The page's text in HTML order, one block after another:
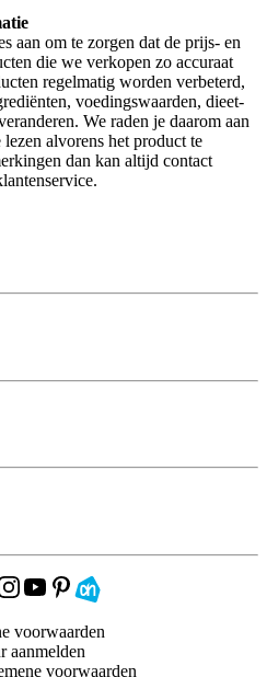
aan om te zorgen dat de prijs- en
die we verkopen zo accuraat
regelmatig worden verbeterd,
voedingswaarden, dieet-
We raden je daarom aan
alvorens het product te
dan kan altijd contact
voorwaarden
aanmelden
voorwaarden